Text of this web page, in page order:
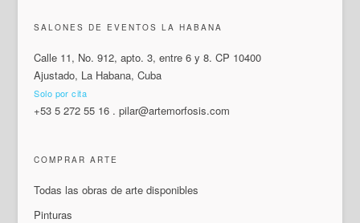
SALONES DE EVENTOS LA HABANA
Calle 11, No. 912, apto. 3, entre 6 y 8. CP 10400
Ajustado, La Habana, Cuba
Solo por cita
+53 5 272 55 16 .pilar@artemorfosis.com
COMPRAR ARTE
Todas las obras de arte disponibles
Pinturas